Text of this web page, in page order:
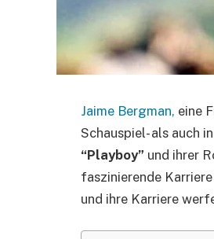
Jaime Bergman, eine
Schauspiel- als auch
“Playboy” und ihrer
faszinierende
und ihre Karriere